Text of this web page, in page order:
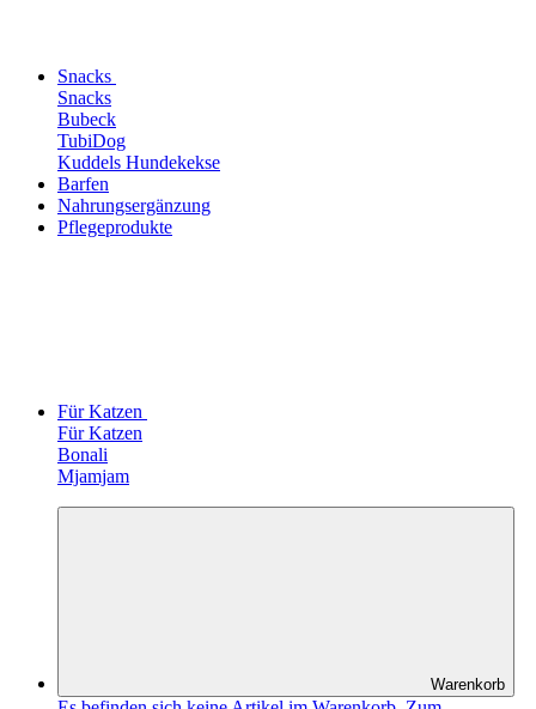
Snacks
Snacks
Bubeck
TubiDog
Kuddels Hundekekse
Barfen
Nahrungsergänzung
Pflegeprodukte
Für Katzen
Für Katzen
Bonali
Mjamjam
Warenkorb